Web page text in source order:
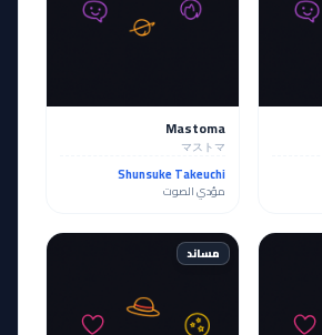
Mastoma
マストマ
Shunsuke Takeuchi
مؤدي الصوت
مساند